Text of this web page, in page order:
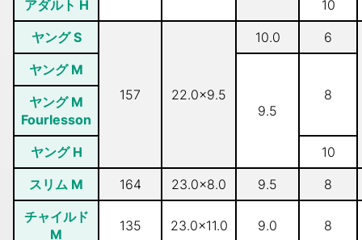
アダルト H
10
ヤング S
157 22.0×9.5
10.0
6
ヤング M
9.5
8
ヤング M
Fourlesson
ヤング H
10
スリム M
164 23.0×8.0 9.5
8
チャイルド
M
135 23.0×11.0 9.0 8